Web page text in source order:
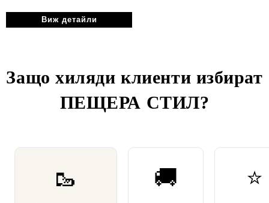
Виж детайли
Защо хиляди клиенти избират
ПЕЩЕРА СТИЛ?
🥾 🚚 ⭐